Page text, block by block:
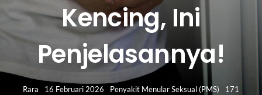
HUBUNGI KAMI
Search
Kencing, Ini
Penjelasannya!
Rara 16 Februari 2026 Penyakit Menular Seksual (PMS) 171